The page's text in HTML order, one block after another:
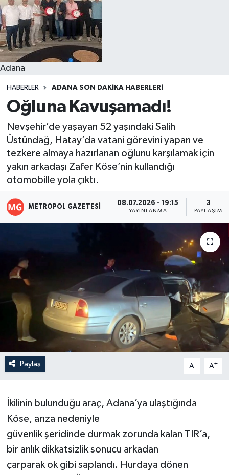
Adana
HABERLER ADANA SON DAKIKA HABERLERI
Oğluna Kavuşamadı!
Nevşehir’de yaşayan 52 yaşındaki Salih
Üstündağ, Hatay’da vatani görevini yapan ve
tezkere almaya hazırlanan oğlunu karşılamak için
yakın arkadaşı Zafer Köse’nin kullandığı
otomobille yola çıktı.
METROPOL GAZETESI 08.07.2026 - 19:15
YAYINLANMA
3
PAYLAŞIM
Paylaş A- A+
İkilinin bulunduğu araç, Adana’ya ulaştığında
Köse, arıza nedeniyle
güvenlik şeridinde durmak zorunda kalan TIR’a,
bir anlık dikkatsizlik sonucu arkadan
çarparak ok gibi saplandı. Hurdaya dönen
Resmi İlanlar